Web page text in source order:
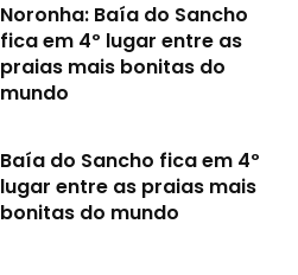
Noronha: Baía do Sancho
fica em 4º lugar entre as
praias mais bonitas do
mundo
Baía do Sancho fica em 4º
lugar entre as praias mais
bonitas do mundo